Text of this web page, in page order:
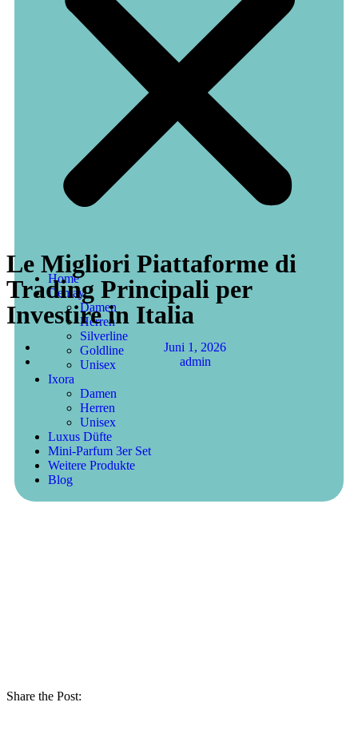
Home
Demay
Damen
Herren
Silverline
Goldline
Unisex
Ixora
Damen
Herren
Unisex
Luxus Düfte
Mini-Parfum 3er Set
Weitere Produkte
Blog
Le Migliori Piattaforme di
Trading Principali per
Investire in Italia
Juni 1, 2026
admin
Share the Post: